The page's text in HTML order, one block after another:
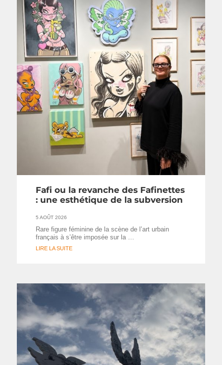
Fafi ou la revanche des Fafinettes
: une esthétique de la subversion
5 AOÛT 2026
Rare figure féminine de la scène de l’art urbain
français à s’être imposée sur la …
LIRE LA SUITE